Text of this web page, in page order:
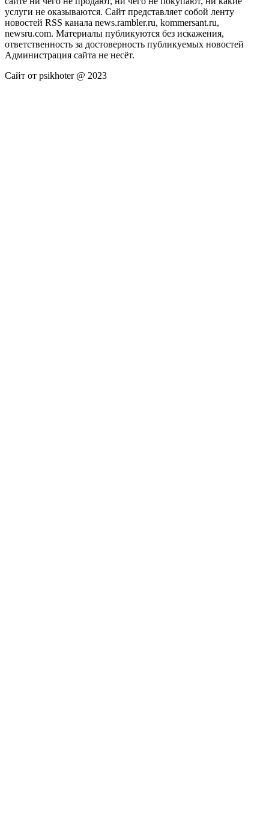
услуги не оказываются. Сайт представляет собой ленту
новостей RSS канала news.rambler.ru, kommersant.ru,
newsru.com. Материалы публикуются без искажения,
ответственность за достоверность публикуемых новостей
Администрация сайта не несёт.
Сайт от psikhoter @ 2023